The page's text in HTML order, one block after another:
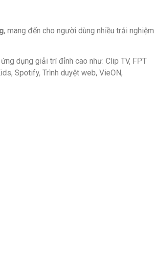
, mang đến cho người dùng nhiều trải nghiệm
dụng giải trí đỉnh cao như: Clip TV, FPT
Spotify, Trình duyệt web, VieON,